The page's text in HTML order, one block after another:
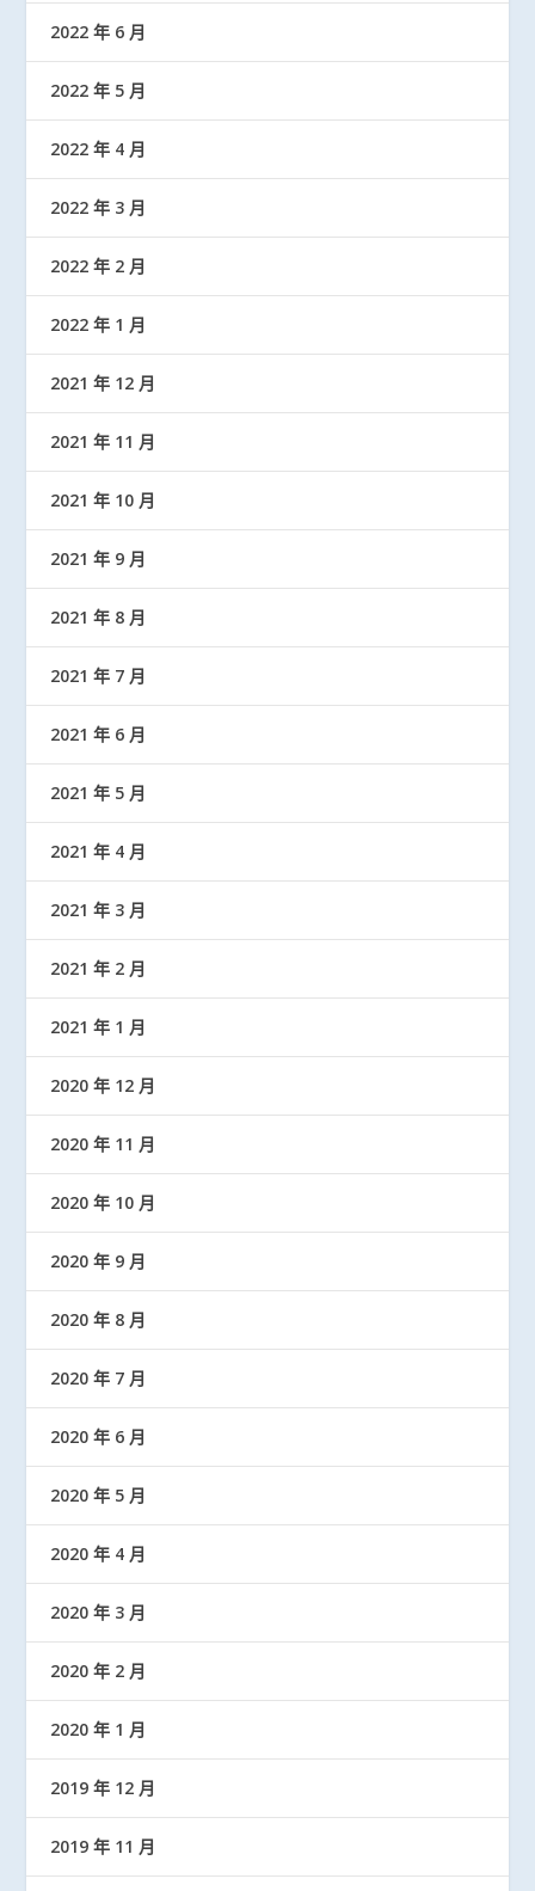
2022 年 6 月
2022 年 5 月
2022 年 4 月
2022 年 3 月
2022 年 2 月
2022 年 1 月
2021 年 12 月
2021 年 11 月
2021 年 10 月
2021 年 9 月
2021 年 8 月
2021 年 7 月
2021 年 6 月
2021 年 5 月
2021 年 4 月
2021 年 3 月
2021 年 2 月
2021 年 1 月
2020 年 12 月
2020 年 11 月
2020 年 10 月
2020 年 9 月
2020 年 8 月
2020 年 7 月
2020 年 6 月
2020 年 5 月
2020 年 4 月
2020 年 3 月
2020 年 2 月
2020 年 1 月
2019 年 12 月
2019 年 11 月